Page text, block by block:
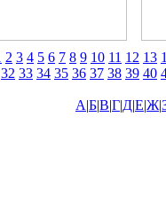
2 3 4 5 6 7 8 9 10 11 12 13
32 33 34 35 36 37 38 39 40
А|Б|В|Г|Д|Е|Ж|